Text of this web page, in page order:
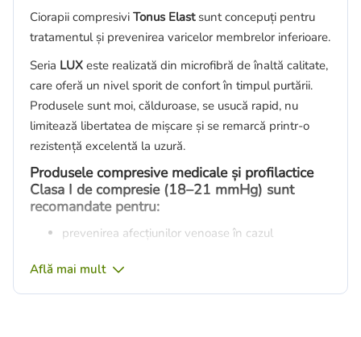
Ciorapii compresivi Tonus Elastsunt concepuți pentru
tratamentul și prevenirea varicelor membrelor inferioare.
Seria LUX este realizată din microfibră de înaltă calitate,
care oferă un nivel sporit de confort în timpul purtării.
Produsele sunt moi, călduroase, se usucă rapid, nu
limitează libertatea de mișcare și se remarcă printr-o
rezistență excelentă la uzură.
Produsele compresive medicale și profilactice
Clasa I de compresie (18–21 mmHg) sunt
recomandate pentru:
prevenirea afecțiunilor venoase în cazul
prevenirea varicelor în grupurile de risc: persoane
care stau mult timp în picioare sau așezate,
Află mai mult